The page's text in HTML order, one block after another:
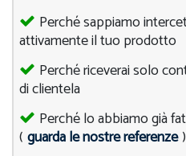
Perché sappiamo
attivamente il tuo prodotto
Perché riceverai solo
di clientela
Perché lo abbiamo già
( guarda le nostre referenze )